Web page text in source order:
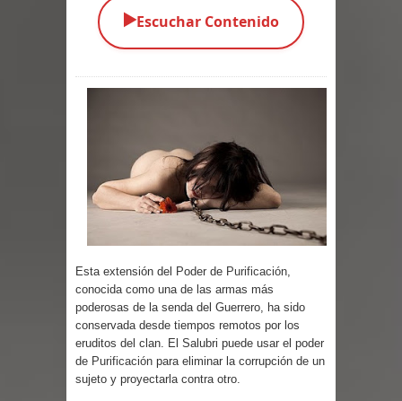
Parte 05: Los Horrores del Infierno
Parte 02: Vuelve el Hijo Prodigo
Parte 01: El Comienzo
Parte 01: El Enemigo Interior
Los Muertos se Levantan (Relato)
Los Monstruos más Buscados
Parte 09: Los Muertos Cuentan
▶️Escuchar Contenido
Esta extensión del Poder de Purificación,
conocida como una de las armas más
poderosas de la senda del Guerrero, ha sido
conservada desde tiempos remotos por los
eruditos del clan. El Salubri puede usar el poder
de Purificación para eliminar la corrupción de un
sujeto y proyectarla contra otro.